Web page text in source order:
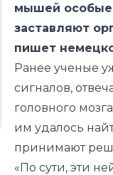
мышей особые
заставляют
пишет
Ранее ученые
сигналов,
головного
им удалось
принимают
«По сути, эти